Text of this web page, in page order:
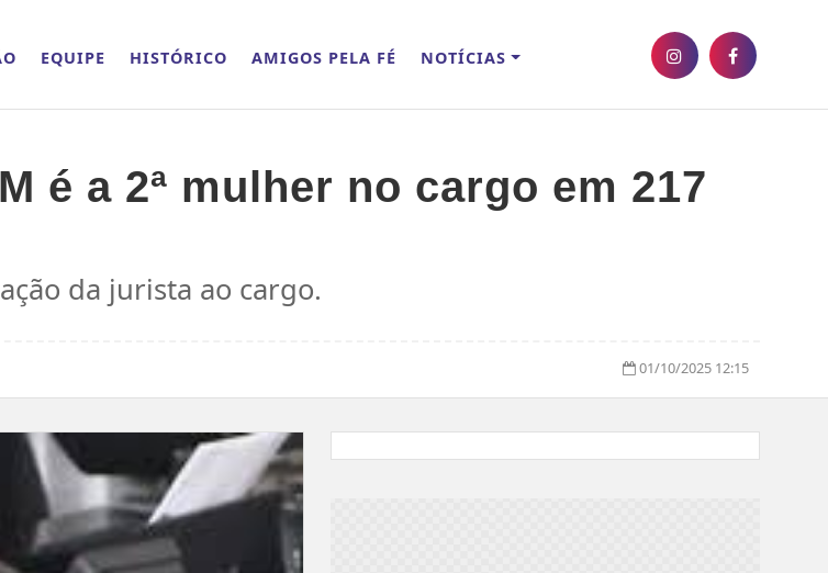
EQUIPE HISTÓRICO AMIGOS PELA FÉ NOTÍCIAS
é a 2ª mulher no cargo em 217
da jurista ao cargo.
01/10/2025 12:15